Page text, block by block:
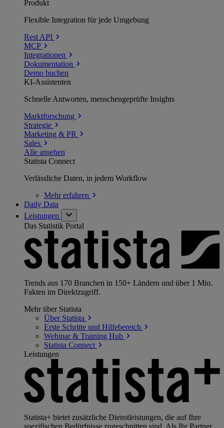
Produkt
Flexible Integration für jede Umgebung
Rest API
MCP
Integrationen
Dokumentation
Demo buchen
KI-Assistenten
Schnelle Antworten, menschengeprüfte Insights
Marktforschung
Strategie
Marketing & PR
Sales
Alle ansehen
Statista Connect
Verlässliche Daten, in jedem Workflow
Mehrerfahren
Daily Data
Leistungen
Das Statistik Portal
Trends aus 170 Branchen in 150+ Ländern und über 1 Mio.
Fakten im Direktzugriff.
Mehr über Statista
Über Statista
Erste Schritte und Hilfebereich
Webinar & Training Hub
Statista Connect
Leistungen
Statista+ bietet zusätzliche Dienstleistungen, die auf Ihre
spezifischen Bedürfnisse zugeschnitten sind. Als Ihr Partner